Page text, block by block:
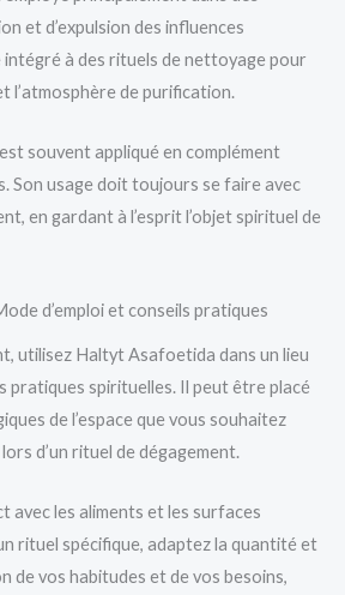
et d’expulsion des influences
à des rituels de nettoyage pour
l’atmosphère de purification.
souvent appliqué en complément
Son usage doit toujours se faire avec
en gardant à l’esprit l’objet spirituel de
d’emploi et conseils pratiques
utilisez Haltyt Asafoetida dans un lieu
pratiques spirituelles. Il peut être placé
de l’espace que vous souhaitez
d’un rituel de dégagement.
avec les aliments et les surfaces
rituel spécifique, adaptez la quantité et
de vos habitudes et de vos besoins,